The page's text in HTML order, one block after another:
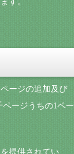
ージの追加及び
ージうちの1ペー
提供されてい